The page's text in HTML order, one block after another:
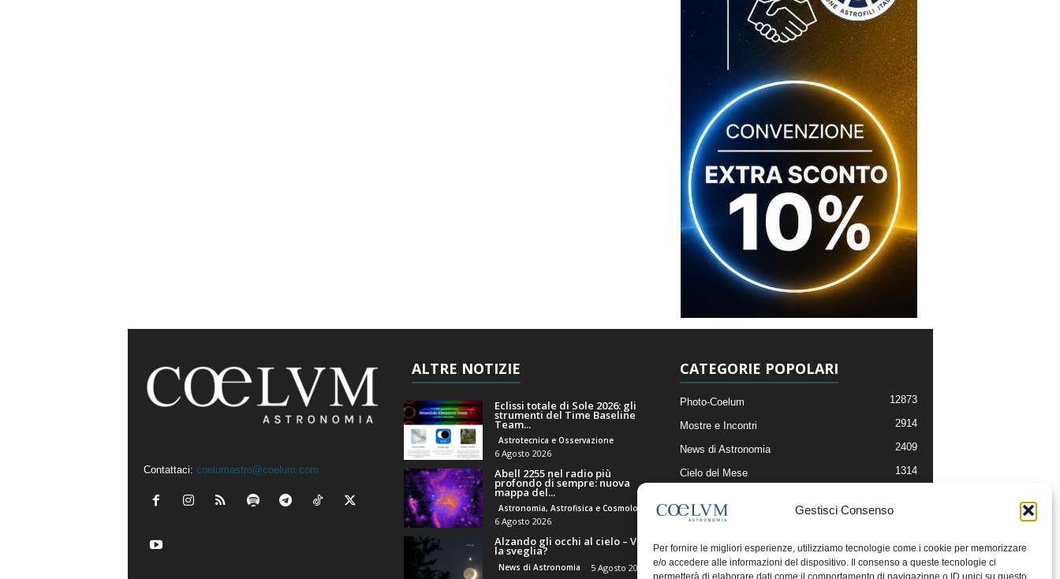
Gestisci Consenso
Per fornire le migliori esperienze, utilizziamo tecnologie come i cookie per memorizzare
e/o accedere alle informazioni del dispositivo. Il consenso a queste tecnologie ci
permetterà di elaborare dati come il comportamento di navigazione o ID unici su questo
Contattaci: coelumastro@coelum.com
ALTRE NOTIZIE
Eclissi totale di Sole 2026: gli
strumenti del Time Baseline
Team...
Astrotecnica e Osservazione
6 Agosto 2026
Abell 2255 nel radio più
profondo di sempre: nuova
mappa del...
Astronomia, Astrofisica e Cosmologia
6 Agosto 2026
Alzando gli occhi al cielo – Vale
la sveglia?
News di Astronomia 5 Agosto 2026
CATEGORIE POPOLARI
Photo-Coelum 12873
Mostre e Incontri 2914
News di Astronomia 2409
Cielo del Mese 1314
Articoli e Risorse On-Line
Il Blog della Redazione